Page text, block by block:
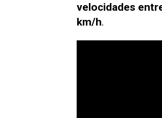
velocidades
km/h.